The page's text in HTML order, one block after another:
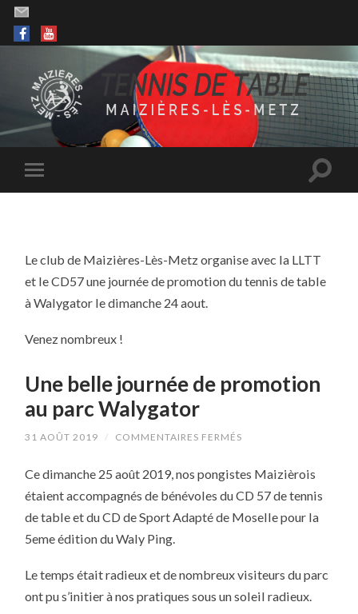
Le club de Maizières-Lès-Metz organise avec la LLTT
et le CD57 une journée de promotion du tennis de table
à Walygator le dimanche 24 aout.
Venez nombreux !
Une belle journée de promotion
au parc Walygator
31 AOÛT 2019 / COMMENTAIRES FERMÉS
JOURNÉE
PROMOTION
PARC
Ce dimanche 25 août 2019, nos pongistes Maizièrois
étaient accompagnés de bénévoles du CD 57 de tennis
de table et du CD de Sport Adapté de Moselle pour la
5eme édition du Waly Ping.
Le temps était radieux et de nombreux visiteurs du parc
ont pu s’initier à nos pratiques sous un soleil radieux.